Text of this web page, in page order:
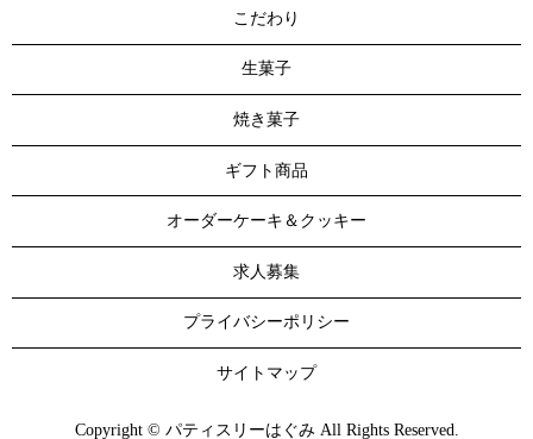
こだわり
生菓子
焼き菓子
ギフト商品
オーダーケーキ＆クッキー
求人募集
プライバシーポリシー
サイトマップ
Copyright © パティスリーはぐみ All Rights Reserved.